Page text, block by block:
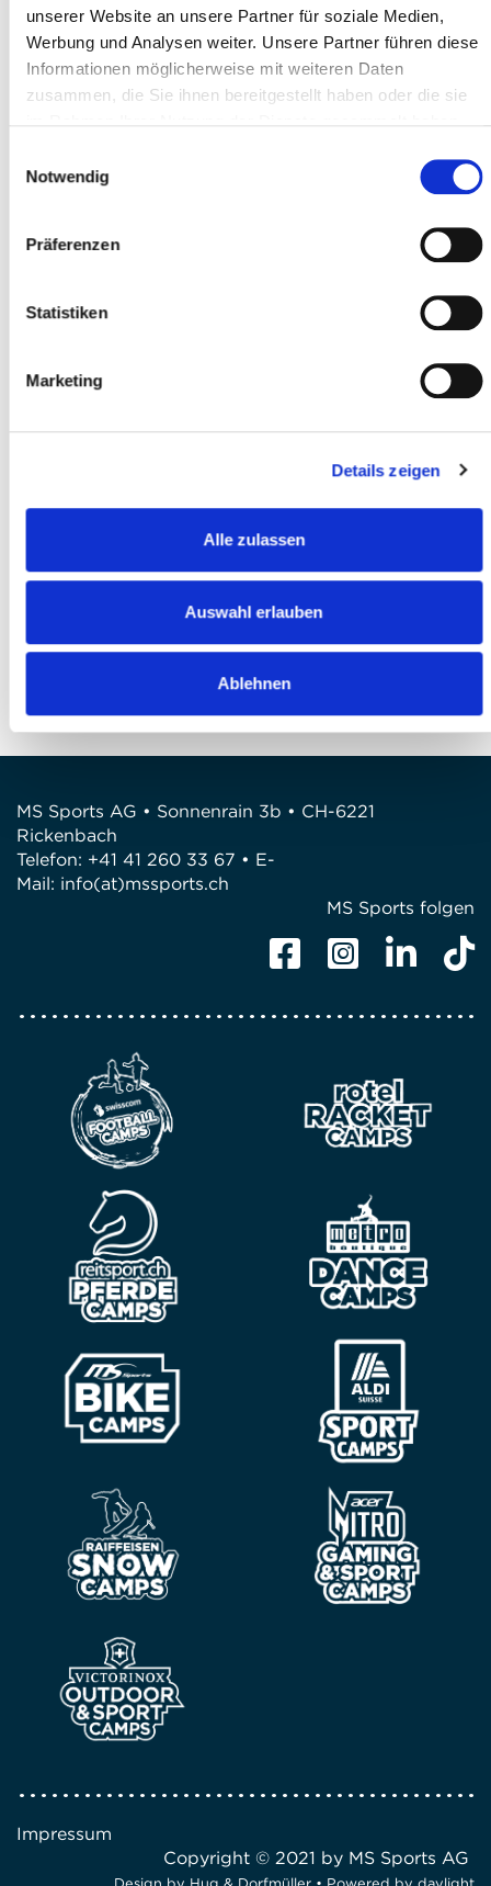
unserer Website an unsere Partner für soziale Medien,
Werbung und Analysen weiter. Unsere Partner führen diese
Informationen möglicherweise mit weiteren Daten
zusammen, die Sie ihnen bereitgestellt haben oder die sie
Notwendig
Präferenzen
Statistiken
Marketing
Details zeigen
Alle zulassen
Auswahl erlauben
Ablehnen
Postleitzahl *
Teilnehmer
Datenschutzbestimmungen
gelesen und bin damit einverstanden *
Anmeldung abschliessen
MS Sports AG • Sonnenrain 3b • CH-6221
Rickenbach
Telefon: +41 41 260 33 67 • E-
Mail: info(at)mssports.ch
MS Sports folgen
Impressum
Copyright © 2021 by MS Sports AG